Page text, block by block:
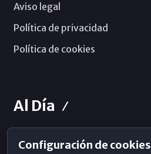
Aviso legal
Política de privacidad
Política de cookies
Al Día
Horarios de Misa
Configuración de cookies